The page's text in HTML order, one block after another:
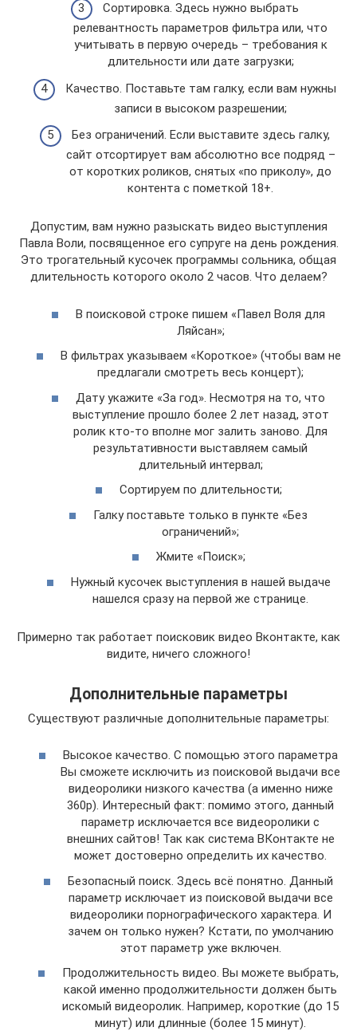
Сортировка. Здесь нужно выбрать
релевантность параметров фильтра или, что
учитывать в первую очередь – требования к
длительности или дате загрузки;
Качество. Поставьте там галку, если вам нужны
записи в высоком разрешении;
Без ограничений. Если выставите здесь галку,
сайт отсортирует вам абсолютно все подряд –
от коротких роликов, снятых «по приколу», до
контента с пометкой 18+.
Допустим, вам нужно разыскать видео выступления
Павла Воли, посвященное его супруге на день рождения.
Это трогательный кусочек программы сольника, общая
длительность которого около 2 часов. Что делаем?
В поисковой строке пишем «Павел Воля для
Ляйсан»;
В фильтрах указываем «Короткое» (чтобы вам не
предлагали смотреть весь концерт);
Дату укажите «За год». Несмотря на то, что
выступление прошло более 2 лет назад, этот
ролик кто-то вполне мог залить заново. Для
результативности выставляем самый
длительный интервал;
Сортируем по длительности;
Галку поставьте только в пункте «Без
ограничений»;
Жмите «Поиск»;
Нужный кусочек выступления в нашей выдаче
нашелся сразу на первой же странице.
Примерно так работает поисковик видео Вконтакте, как
видите, ничего сложного!
Дополнительные параметры
Существуют различные дополнительные параметры:
Высокое качество. С помощью этого параметра
Вы сможете исключить из поисковой выдачи все
видеоролики низкого качества (а именно ниже
360p). Интересный факт: помимо этого, данный
параметр исключается все видеоролики с
внешних сайтов! Так как система ВКонтакте не
может достоверно определить их качество.
Безопасный поиск. Здесь всё понятно. Данный
параметр исключает из поисковой выдачи все
видеоролики порнографического характера. И
зачем он только нужен? Кстати, по умолчанию
этот параметр уже включен.
Продолжительность видео. Вы можете выбрать,
какой именно продолжительности должен быть
искомый видеоролик. Например, короткие (до 15
минут) или длинные (более 15 минут).